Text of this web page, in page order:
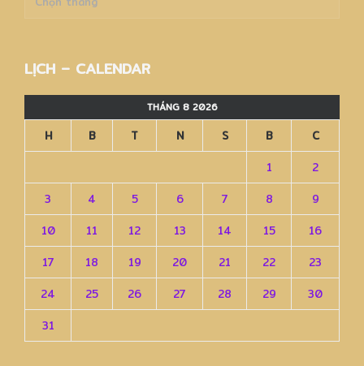
trữ
LỊCH – CALENDAR
THÁNG 8 2026
H B T N S B
C
1
2
3
4 5 6 7 8
9
10
11 12 13 14 15
16
17
18 19 20 21 22
23
24
25 26 27 28 29
30
31